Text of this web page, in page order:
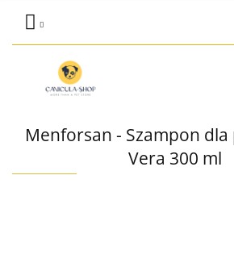
Menforsan - Szampon dla
Vera 300 ml